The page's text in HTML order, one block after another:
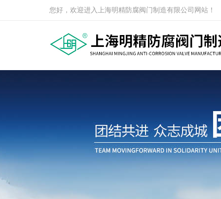
您好，欢迎进入上海明精防腐阀门制造有限公司网站！